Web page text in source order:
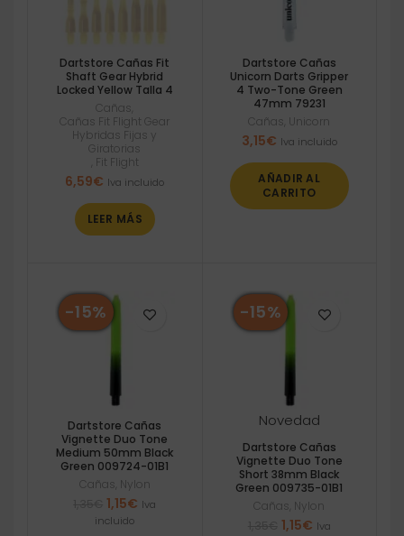
Dartstore Cañas Fit
Shaft Gear Hybrid
Locked Yellow Talla 4
Cañas
Cañas Fit Flight Gear
Hybridas Fijas y
Giratorias
Fit Flight
6,59€ Iva incluido
LEER MÁS
Dartstore Cañas
Unicorn Darts Gripper
4 Two-Tone Green
47mm 79231
Cañas Unicorn
3,15€ Iva incluido
AÑADIR AL
CARRITO
-15%
Dartstore Cañas
Vignette Duo Tone
Medium 50mm Black
Green 009724-01B1
Cañas Nylon
El
precio
1,15€ El
Iva
incluido
-15%
Novedad
Dartstore Cañas
Vignette Duo Tone
Short 38mm Black
Green 009735-01B1
Cañas Nylon
El
1,15€ElIva